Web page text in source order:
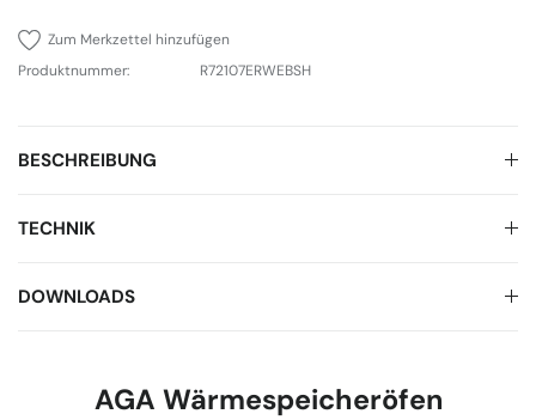
Zum Merkzettel hinzufügen
Produktnummer:
R72107ERWEBSH
BESCHREIBUNG
TECHNIK
DOWNLOADS
AGA Wärmespeicheröfen